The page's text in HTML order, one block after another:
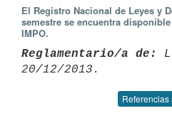
El Registro Nacional de Leyes y
semestre se encuentra
IMPO.
Reglamentario/a de:
Referencias